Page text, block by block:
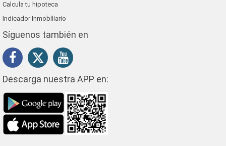
Calcula tu hipoteca
Indicador Inmobiliario
Síguenos también en
Descarga nuestra APP en: